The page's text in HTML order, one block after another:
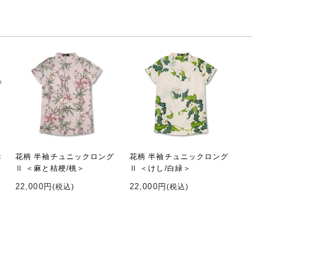
花柄 半袖チュニックロング
Ⅱ ＜麻と桔梗/桃＞
22,000円 (税込)
花柄 半袖チュニックロング
Ⅱ ＜けし/白緑＞
22,000円 (税込)